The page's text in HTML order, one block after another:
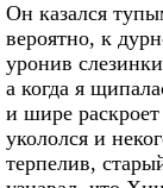
Он казался
вероятно, к
уронив
а когда я
и шире раскроет
укололся и
терпелив,